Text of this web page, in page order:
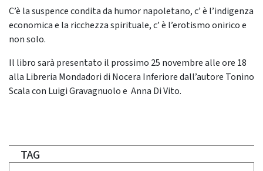
C’è la suspence condita da humor napoletano, c’ è l’indigenza
economica e la ricchezza spirituale, c’ è l’erotismo onirico e
non solo.
Il libro sarà presentato il prossimo 25 novembre alle ore 18
alla Libreria Mondadori di Nocera Inferiore dall’autore Tonino
Scala con Luigi Gravagnuolo e Anna Di Vito.
TAG